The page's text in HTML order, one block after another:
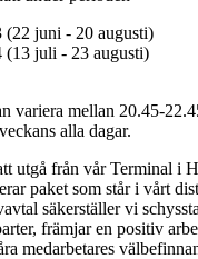
(22 juni - 20 augusti)
(13 juli - 23 augusti)
variera mellan 20.45-
alla dagar.
utgå från vår Terminal i
paket som står i vårt
säkerställer vi
främjar en positiv
medarbetares